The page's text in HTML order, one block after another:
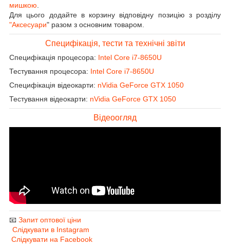
мишкою
Для цього додайте в корзину відповідну позицію з розділу
"Аксесуари" разом з основним товаром.
Специфікація, тести та технічні звіти
Специфікація процесора: Intel Core i7-8650U
Тестування процесора: Intel Core i7-8650U
Специфікація відеокарти: nVidia GeForce GTX 1050
Тестування відеокарти: nVidia GeForce GTX 1050
Відеоогляд
📧 Запит оптової ціни
Слідкувати в Instagram
Слідкувати на Facebook